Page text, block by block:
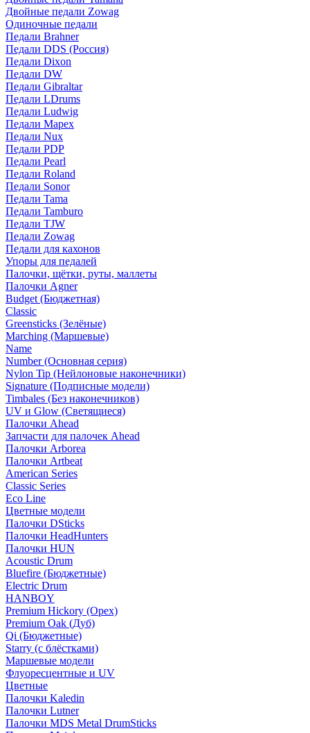
Двойные педали Zowag
Одиночные педали
Педали Brahner
Педали DDS (Россия)
Педали Dixon
Педали DW
Педали Gibraltar
Педали LDrums
Педали Ludwig
Педали Mapex
Педали Nux
Педали PDP
Педали Pearl
Педали Roland
Педали Sonor
Педали Tama
Педали Tamburo
Педали TJW
Педали Zowag
Педали для кахонов
Упоры для педалей
Палочки, щётки, руты, маллеты
Палочки Agner
Budget (Бюджетная)
Classic
Greensticks (Зелёные)
Marching (Маршевые)
Name
Number (Основная серия)
Nylon Tip (Нейлоновые наконечники)
Signature (Подписные модели)
Timbales (Без наконечников)
UV и Glow (Светящиеся)
Палочки Ahead
Запчасти для палочек Ahead
Палочки Arborea
Палочки Artbeat
American Series
Classic Series
Eco Line
Цветные модели
Палочки DSticks
Палочки HeadHunters
Палочки HUN
Acoustic Drum
Bluefire (Бюджетные)
Electric Drum
HANBOY
Premium Hickory (Орех)
Premium Oak (Дуб)
Qi (Бюджетные)
Starry (с блёстками)
Маршевые модели
Флуоресцентные и UV
Цветные
Палочки Kaledin
Палочки Lutner
Палочки MDS Metal DrumSticks